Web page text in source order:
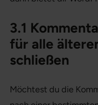
3.1
für alle
schließen
Möchtest du die